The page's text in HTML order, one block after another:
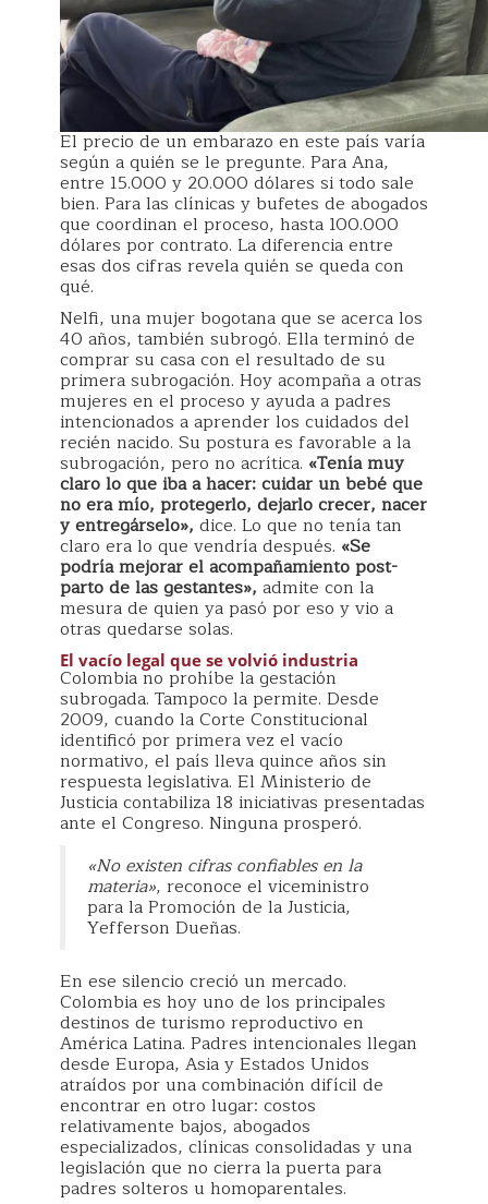
El precio de un embarazo en este país varía
según a quién se le pregunte. Para Ana,
entre 15.000 y 20.000 dólares si todo sale
bien. Para las clínicas y bufetes de abogados
que coordinan el proceso, hasta 100.000
dólares por contrato. La diferencia entre
esas dos cifras revela quién se queda con
qué.
Nelfi, una mujer bogotana que se acerca los
40 años, también subrogó. Ella terminó de
comprar su casa con el resultado de su
primera subrogación. Hoy acompaña a otras
mujeres en el proceso y ayuda a padres
intencionados a aprender los cuidados del
recién nacido. Su postura es favorable a la
subrogación, pero no acrítica. «Tenía muy
claro lo que iba a hacer: cuidar un bebé que
no era mío, protegerlo, dejarlo crecer, nacer
y entregárselo», dice. Lo que no tenía tan
claro era lo que vendría después. «Se
podría mejorar el acompañamiento post-
parto de las gestantes», admite con la
mesura de quien ya pasó por eso y vio a
otras quedarse solas.
El vacío legal que se volvió industria
Colombia no prohíbe la gestación
subrogada. Tampoco la permite. Desde
2009, cuando la Corte Constitucional
identificó por primera vez el vacío
normativo, el país lleva quince años sin
respuesta legislativa. El Ministerio de
Justicia contabiliza 18 iniciativas presentadas
ante el Congreso. Ninguna prosperó.
«No existen cifras confiables en la
materia», reconoce el viceministro
para la Promoción de la Justicia,
Yefferson Dueñas.
En ese silencio creció un mercado.
Colombia es hoy uno de los principales
destinos de turismo reproductivo en
América Latina. Padres intencionales llegan
desde Europa, Asia y Estados Unidos
atraídos por una combinación difícil de
encontrar en otro lugar: costos
relativamente bajos, abogados
especializados, clínicas consolidadas y una
legislación que no cierra la puerta para
padres solteros u homoparentales.